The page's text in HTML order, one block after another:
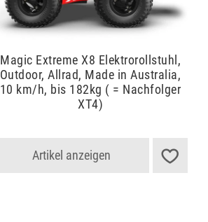
Magic Extreme X8 Elektrorollstuhl,
Outdoor, Allrad, Made in Australia,
10 km/h, bis 182kg ( = Nachfolger
XT4)
Artikel anzeigen